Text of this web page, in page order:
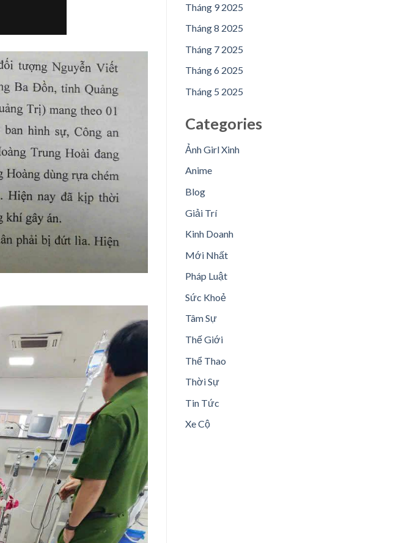
Tháng 9 2025
Tháng 8 2025
Tháng 7 2025
Tháng 6 2025
Tháng 5 2025
Categories
Ảnh Girl Xinh
Anime
Blog
Giải Trí
Kinh Doanh
Mới Nhất
Pháp Luật
Sức Khoẻ
Tâm Sự
Thế Giới
Thể Thao
Thời Sự
Tin Tức
Xe Cộ